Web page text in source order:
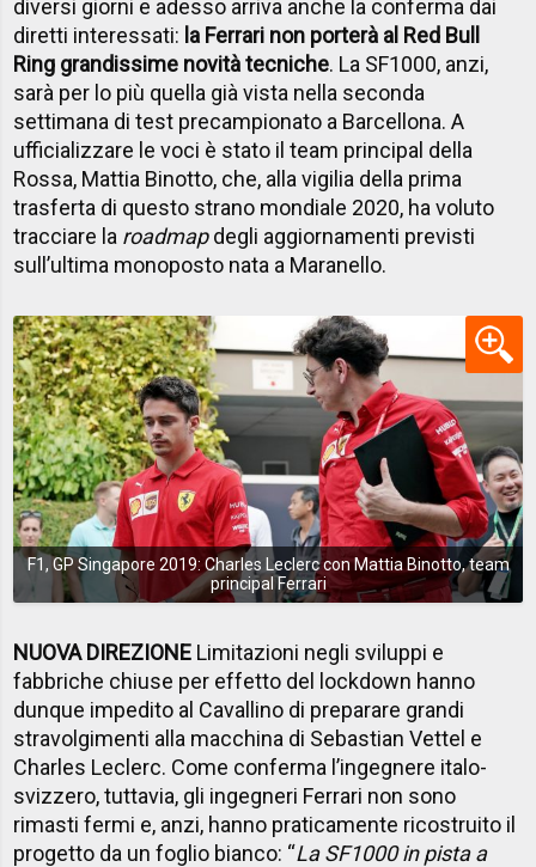
diversi giorni e adesso arriva anche la conferma dai
diretti interessati: la Ferrari non porterà al Red Bull
Ring grandissime novità tecniche. La SF1000, anzi,
sarà per lo più quella già vista nella seconda
settimana di test precampionato a Barcellona. A
ufficializzare le voci è stato il team principal della
Rossa, Mattia Binotto, che, alla vigilia della prima
trasferta di questo strano mondiale 2020, ha voluto
tracciare la roadmapdegli aggiornamenti previsti
sull’ultima monoposto nata a Maranello.
F1, GP Singapore 2019: Charles Leclerc con Mattia Binotto, team
principal Ferrari
NUOVA DIREZIONE Limitazioni negli sviluppi e
fabbriche chiuse per effetto del lockdown hanno
dunque impedito al Cavallino di preparare grandi
stravolgimenti alla macchina di Sebastian Vettel e
Charles Leclerc. Come conferma l’ingegnere italo-
svizzero, tuttavia, gli ingegneri Ferrari non sono
rimasti fermi e, anzi, hanno praticamente ricostruito il
progetto da un foglio bianco: “La SF1000 in pista a